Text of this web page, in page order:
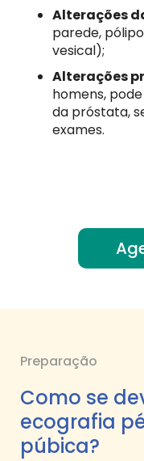
Alterações
parede,
vesical);
Alterações
homens,
da próstata,
exames.
Preparação
Como se
ecografia
púbica?